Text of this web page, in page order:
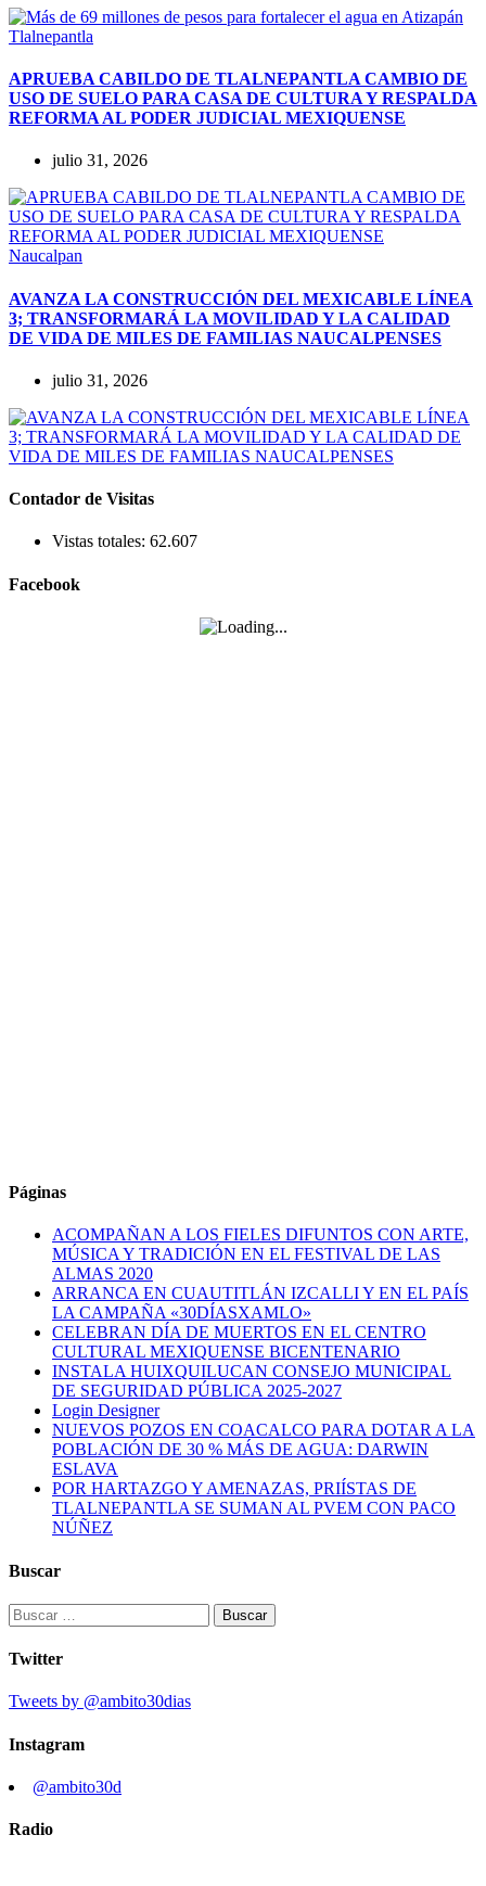
Tlalnepantla
APRUEBA CABILDO DE TLALNEPANTLA CAMBIO DE
USO DE SUELO PARA CASA DE CULTURA Y RESPALDA
REFORMA AL PODER JUDICIAL MEXIQUENSE
julio 31, 2026
Naucalpan
AVANZA LA CONSTRUCCIÓN DEL MEXICABLE LÍNEA
3; TRANSFORMARÁ LA MOVILIDAD Y LA CALIDAD
DE VIDA DE MILES DE FAMILIAS NAUCALPENSES
julio 31, 2026
Contador de Visitas
Vistas totales: 62.607
Facebook
Páginas
ACOMPAÑAN A LOS FIELES DIFUNTOS CON ARTE,
MÚSICA Y TRADICIÓN EN EL FESTIVAL DE LAS
ALMAS 2020
ARRANCA EN CUAUTITLÁN IZCALLI Y EN EL PAÍS
LA CAMPAÑA «30DÍASXAMLO»
CELEBRAN DÍA DE MUERTOS EN EL CENTRO
CULTURAL MEXIQUENSE BICENTENARIO
INSTALA HUIXQUILUCAN CONSEJO MUNICIPAL
DE SEGURIDAD PÚBLICA 2025-2027
Login Designer
NUEVOS POZOS EN COACALCO PARA DOTAR A LA
POBLACIÓN DE 30 % MÁS DE AGUA: DARWIN
ESLAVA
POR HARTAZGO Y AMENAZAS, PRIÍSTAS DE
TLALNEPANTLA SE SUMAN AL PVEM CON PACO
NÚÑEZ
Buscar
Buscar:
Twitter
Tweets by @ambito30dias
Instagram
@ambito30d
Radio